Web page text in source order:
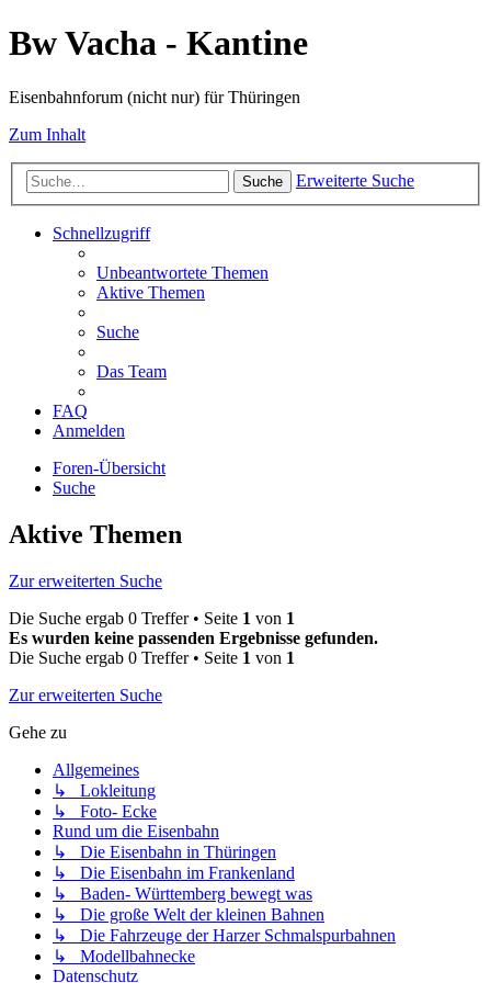
Bw Vacha - Kantine
Eisenbahnforum (nicht nur) für Thüringen
Zum Inhalt
Suche Erweiterte Suche
Schnellzugriff
Unbeantwortete Themen
Aktive Themen
Suche
Das Team
FAQ
Anmelden
Foren-Übersicht
Suche
Aktive Themen
Zur erweiterten Suche
Die Suche ergab 0 Treffer • Seite 1 von 1
Es wurden keine passenden Ergebnisse gefunden.
Die Suche ergab 0 Treffer • Seite 1 von 1
Zur erweiterten Suche
Gehe zu
Allgemeines
↳ Lokleitung
↳ Foto- Ecke
Rund um die Eisenbahn
↳ Die Eisenbahn in Thüringen
↳ Die Eisenbahn im Frankenland
↳ Baden- Württemberg bewegt was
↳ Die große Welt der kleinen Bahnen
↳ Die Fahrzeuge der Harzer Schmalspurbahnen
↳ Modellbahnecke
Datenschutz